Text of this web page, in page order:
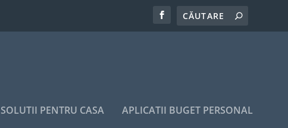
SOLUTII PENTRU CASA APLICATII BUGET PERSONAL